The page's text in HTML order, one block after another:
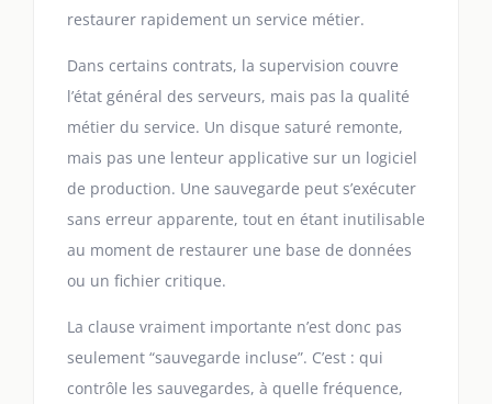
restaurer rapidement un service métier.
Dans certains contrats, la supervision couvre
l’état général des serveurs, mais pas la qualité
métier du service. Un disque saturé remonte,
mais pas une lenteur applicative sur un logiciel
de production. Une sauvegarde peut s’exécuter
sans erreur apparente, tout en étant inutilisable
au moment de restaurer une base de données
ou un fichier critique.
La clause vraiment importante n’est donc pas
seulement “sauvegarde incluse”. C’est : qui
contrôle les sauvegardes, à quelle fréquence,